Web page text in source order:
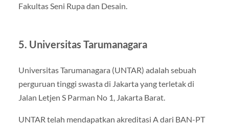
Fakultas Seni Rupa dan Desain.
5. Universitas Tarumanagara
Universitas Tarumanagara (UNTAR) adalah sebuah
perguruan tinggi swasta di Jakarta yang terletak di
Jalan Letjen S Parman No 1, Jakarta Barat.
UNTAR telah mendapatkan akreditasi A dari BAN-PT